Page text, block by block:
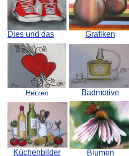
Blumen
Dies und das Grafiken
Herzen Badmotive
Küchenbilder